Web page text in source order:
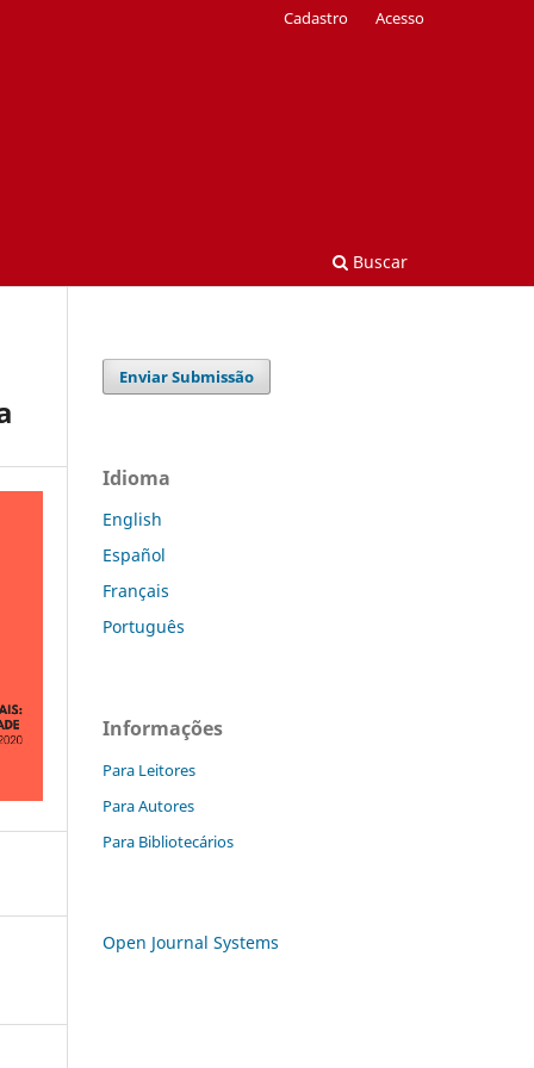
Buscar
Cadastro Acesso
Enviar Submissão
Idioma
English
Español
Français
Português
Informações
Para Leitores
Para Autores
Para Bibliotecários
Open Journal Systems